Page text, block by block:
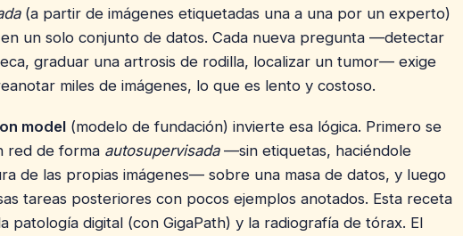
(a partir de imágenes etiquetadas una a una por un experto)
un solo conjunto de datos. Cada nueva pregunta —detectar
graduar una artrosis de rodilla, localizar un tumor— exige
miles de imágenes, lo que es lento y costoso.
model (modelo de fundación) invierte esa lógica. Primero se
red de forma autosupervisada—sin etiquetas, haciéndole
de las propias imágenes— sobre una masa de datos, y luego
tareas posteriores con pocos ejemplos anotados. Esta receta
patología digital (con GigaPath) y la radiografía de tórax. El